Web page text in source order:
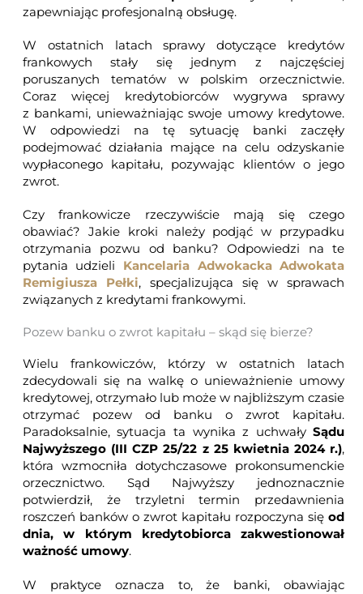
zapewniając profesjonalną obsługę.
W ostatnich latach sprawy dotyczące kredytów
frankowych stały się jednym z najczęściej
poruszanych tematów w polskim orzecznictwie.
Coraz więcej kredytobiorców wygrywa sprawy
z bankami, unieważniając swoje umowy kredytowe.
W odpowiedzi na tę sytuację banki zaczęły
podejmować działania mające na celu odzyskanie
wypłaconego kapitału, pozywając klientów o jego
zwrot.
Czy frankowicze rzeczywiście mają się czego
obawiać? Jakie kroki należy podjąć w przypadku
otrzymania pozwu od banku? Odpowiedzi na te
pytania udzieli Kancelaria Adwokacka Adwokata
Remigiusza Pełki, specjalizująca się w sprawach
związanych z kredytami frankowymi.
Pozew banku o zwrot kapitału – skąd się bierze?
Wielu frankowiczów, którzy w ostatnich latach
zdecydowali się na walkę o unieważnienie umowy
kredytowej, otrzymało lub może w najbliższym czasie
otrzymać pozew od banku o zwrot kapitału.
Paradoksalnie, sytuacja ta wynika z uchwałySądu
Najwyższego (III CZP 25/22 z 25 kwietnia 2024 r.),
która wzmocniła dotychczasowe prokonsumenckie
orzecznictwo. Sąd Najwyższy jednoznacznie
potwierdził, że trzyletni termin przedawnienia
roszczeń banków o zwrot kapitału rozpoczyna sięod
dnia, w którym kredytobiorca zakwestionował
ważność umowy.
W praktyce oznacza to, że banki, obawiając